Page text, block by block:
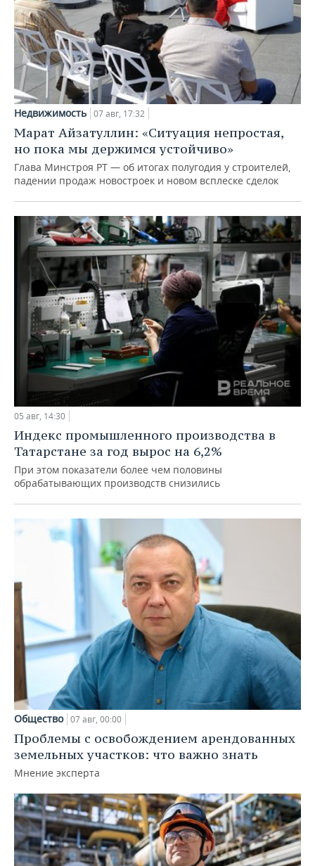
Недвижимость 07 авг, 17:32
Марат Айзатуллин: «Ситуация непростая,
но пока мы держимся устойчиво»
Глава Минстроя РТ — об итогах полугодия у строителей,
падении продаж новостроек и новом всплеске сделок
05 авг, 14:30
Индекс промышленного производства в
Татарстане за год вырос на 6,2%
При этом показатели более чем половины
обрабатывающих производств снизились
Общество 07 авг, 00:00
Проблемы с освобождением арендованных
земельных участков: что важно знать
Мнение эксперта